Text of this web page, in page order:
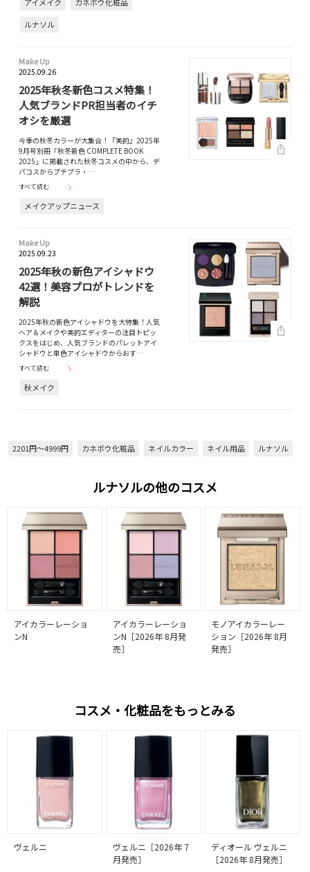
ルナソル
Make Up
2025.09.26
2025年秋冬新色コスメ特集！
人気ブランドPR担当者のイチ
オシを厳選
今季の秋冬カラーが大集合！『美的』2025年
9月号別冊「秋冬新色 COMPLETE BOOK
2025」に掲載された秋冬コスメの中から、デ
パコスからプチプラ・…
すべて読む
メイクアップニュース
Make Up
2025.09.23
2025年秋の新色アイシャドウ
42選！美容プロがトレンドを
解説
2025年秋の新色アイシャドウを大特集！人気
ヘア＆メイクや美的エディターの注目トピッ
クスをはじめ、人気ブランドのパレットアイ
シャドウと単色アイシャドウからおす…
すべて読む
秋メイク
2201円～4999円 カネボウ化粧品 ネイルカラー ネイル用品 ルナソル
ルナソルの他のコスメ
アイカラーレーショ
ンN
アイカラーレーショ
ンN［2026年 8月発
売］
モノアイカラーレー
ション［2026年 8月
発売］
コスメ・化粧品をもっとみる
ヴェルニ
ヴェルニ［2026年 7
月発売］
ディオール ヴェルニ
［2026年 8月発売］